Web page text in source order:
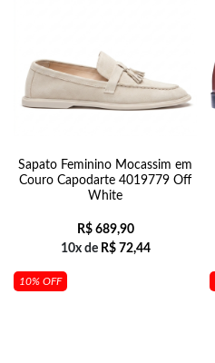
Sapato Feminino Mocassim em
Couro Capodarte 4019779 Off
White
R$689,90
10x de R$72,44
10% OFF